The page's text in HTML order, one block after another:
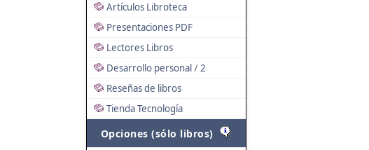
Artículos Libroteca
Presentaciones PDF
Lectores Libros
Desarrollo personal / 2
Reseñas de libros
Tienda Tecnología
Opciones (sólo libros)